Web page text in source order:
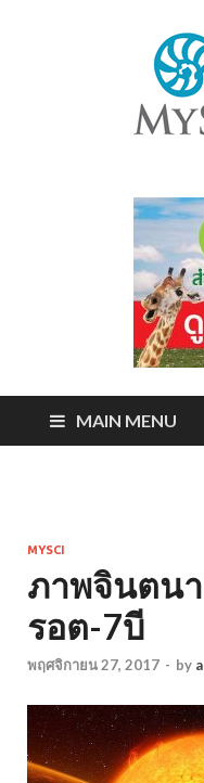
MAIN MENU
MYSCI
ภาพจินตน
รอต-7บี
พฤศจิกายน 27, 2017 - by